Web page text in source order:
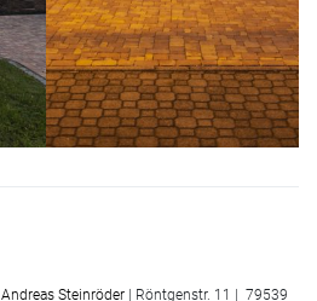
Andreas Steinröder | Röntgenstr. 11 | 79539